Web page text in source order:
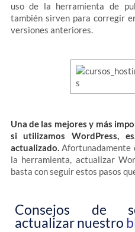
uso de la herramienta de
también sirven para corregir
versiones anteriores.
Una de las mejores y más
si utilizamos WordPress,
actualizado.Afortunadamente
la herramienta, actualizar
basta con seguir estos pasos
Consejos de
actualizar nuestro